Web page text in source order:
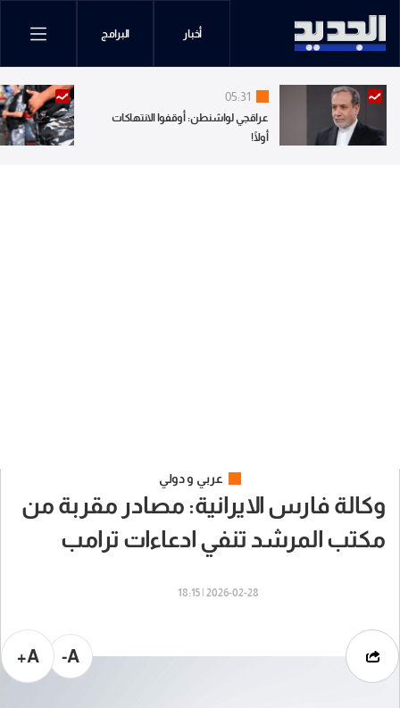
أخبار البرامج
05:31
عراقجي لواشنطن: أوقفوا الانتهاكات
أولًا!
عربي و دولي
وكالة فارس الايرانية: مصادر مقربة من
مكتب المرشد تنفي ادعاءات ترامب
2026-02-28 | 18:15
A-
A+